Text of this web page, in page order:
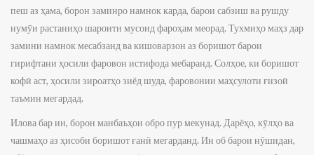
пеш аз ҳама, борон заминро намнок карда, барои сабзиш ва рушду
нумӯи растаниҳо шароити мусоид фароҳам меорад. Тухмиҳо маҳз дар
замини намнок месабзанд ва кишоварзон аз боришот барои
гирифтани ҳосили фаровон истифода мебаранд. Солҳое, ки боришот
кофӣ аст, ҳосили зироатҳо зиёд шуда, фаровонии маҳсулоти ғизоӣ
таъмин мегардад.
Илова бар ин, борон манбаъҳои обро пур мекунад. Дарёҳо, кӯлҳо ва
чашмаҳо аз ҳисоби боришот ғанӣ мегарданд. Ин об барои нӯшидан,